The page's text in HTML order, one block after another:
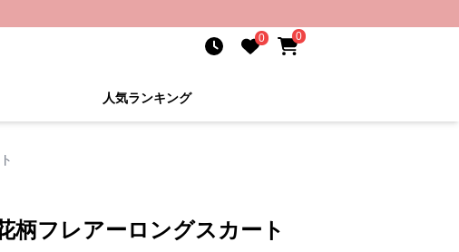
0 0
人気ランキング
柄フレアーロングスカート